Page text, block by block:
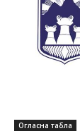
Огласна табла